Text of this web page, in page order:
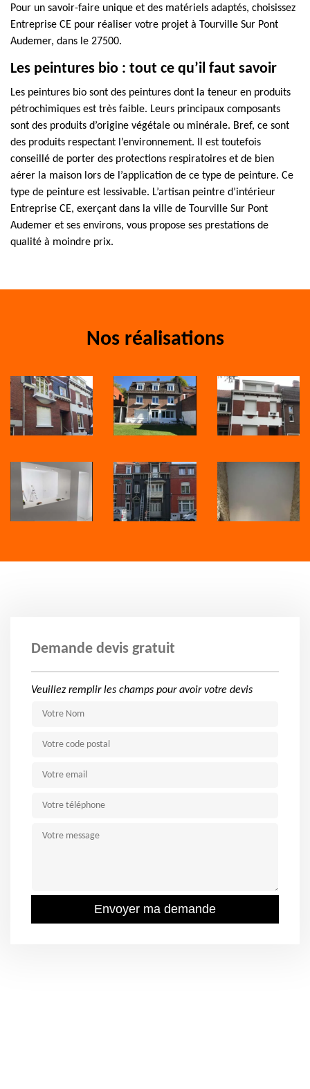
Pour un savoir-faire unique et des matériels adaptés, choisissez
Entreprise CE pour réaliser votre projet à Tourville Sur Pont
Audemer, dans le 27500.
Les peintures bio : tout ce qu’il faut savoir
Les peintures bio sont des peintures dont la teneur en produits
pétrochimiques est très faible. Leurs principaux composants
sont des produits d’origine végétale ou minérale. Bref, ce sont
des produits respectant l’environnement. Il est toutefois
conseillé de porter des protections respiratoires et de bien
aérer la maison lors de l’application de ce type de peinture. Ce
type de peinture est lessivable. L’artisan peintre d’intérieur
Entreprise CE, exerçant dans la ville de Tourville Sur Pont
Audemer et ses environs, vous propose ses prestations de
qualité à moindre prix.
Nos réalisations
Demande devis gratuit
Veuillez remplir les champs pour avoir votre devis